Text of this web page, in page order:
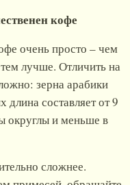
кофе
очень просто – чем
лучше. Отличить на
зерна арабики
составляет от 9
округлы и меньше в
сложнее.